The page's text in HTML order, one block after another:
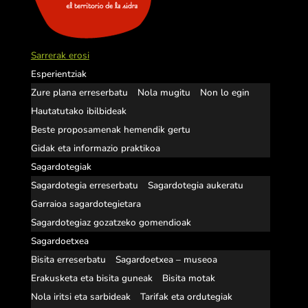
Sarrerak erosi
Esperientziak
Zure plana erreserbatu
Nola mugitu
Non lo egin
Hautatutako ibilbideak
Beste proposamenak hemendik gertu
Gidak eta informazio praktikoa
Sagardotegiak
Sagardotegia erreserbatu
Sagardotegia aukeratu
Garraioa sagardotegietara
Sagardotegiaz gozatzeko gomendioak
Sagardoetxea
Bisita erreserbatu
Sagardoetxea – museoa
Erakusketa eta bisita guneak
Bisita motak
Nola iritsi eta sarbideak
Tarifak eta ordutegiak